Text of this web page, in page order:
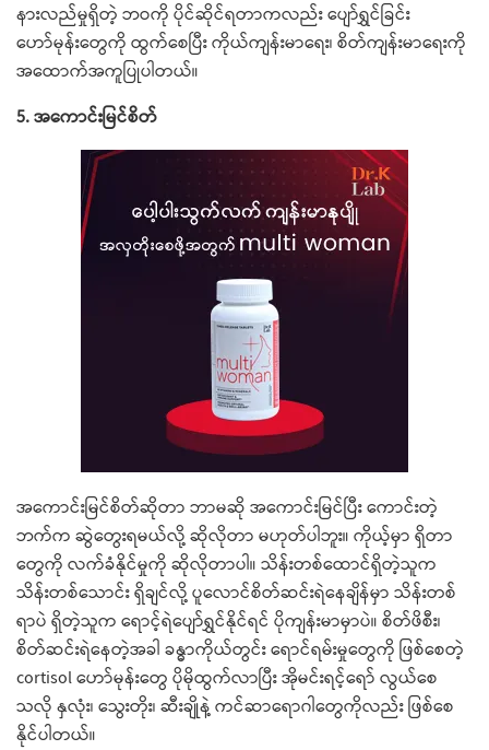
နားလည်မှုရှိတဲ့ ဘဝကို ပိုင်ဆိုင်ရတာကလည်း ပျော်ရွှင်ခြင်း
ဟော်မုန်းတွေကို ထွက်စေပြီး ကိုယ်ကျန်းမာရေး၊ စိတ်ကျန်းမာရေးကို
အထောက်အကူပြုပါတယ်။
5. အကောင်းမြင်စိတ်
အကောင်းမြင်စိတ်ဆိုတာ ဘာမဆို အကောင်းမြင်ပြီး ကောင်းတဲ့
ဘက်က ဆွဲတွေးရမယ်လို့ ဆိုလိုတာ မဟုတ်ပါဘူး။ ကိုယ့်မှာ ရှိတာ
တွေကို လက်ခံနိုင်မှုကို ဆိုလိုတာပါ။ သိန်းတစ်ထောင်ရှိတဲ့သူက
သိန်းတစ်သောင်း ရှိချင်လို့ ပူလောင်စိတ်ဆင်းရဲနေချိန်မှာ သိန်းတစ်
ရာပဲ ရှိတဲ့သူက ရောင့်ရဲပျော်ရွှင်နိုင်ရင် ပိုကျန်းမာမှာပဲ။ စိတ်ဖိစီး၊
စိတ်ဆင်းရဲနေတဲ့အခါ ခန္ဓာကိုယ်တွင်း ရောင်ရမ်းမှုတွေကို ဖြစ်စေတဲ့
cortisol ဟော်မုန်းတွေ ပိုမိုထွက်လာပြီး အိုမင်းရင့်ရော် လွယ်စေ
သလို နှလုံး၊ သွေးတိုး၊ ဆီးချိုနဲ့ ကင်ဆာရောဂါတွေကိုလည်း ဖြစ်စေ
နိုင်ပါတယ်။